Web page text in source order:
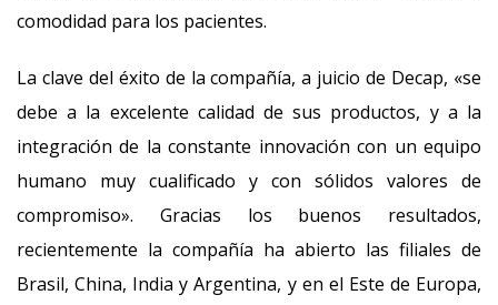
comodidad para los pacientes.
La clave del éxito de la compañía, a juicio de Decap, «se
debe a la excelente calidad de sus productos, y a la
integración de la constante innovación con un equipo
humano muy cualificado y con sólidos valores de
compromiso». Gracias los buenos resultados,
recientemente la compañía ha abierto las filiales de
Brasil, China, India y Argentina, y en el Este de Europa,